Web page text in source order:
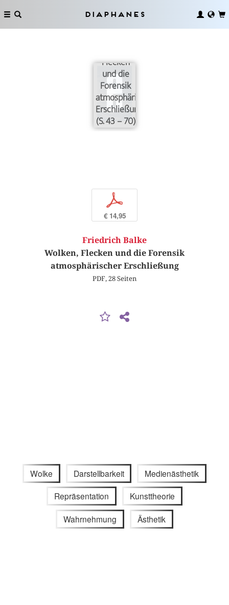
Diaphanes
Flecken
und die
Forensik
atmosphärischer
Erschließung
(S. 43 – 70)
p
€ 14,95
Friedrich Balke
Wolken, Flecken und die Forensik
atmosphärischer Erschließung
PDF, 28 Seiten
Wolke Darstellbarkeit Medienästhetik
Repräsentation Kunsttheorie
Wahrnehmung Ästhetik